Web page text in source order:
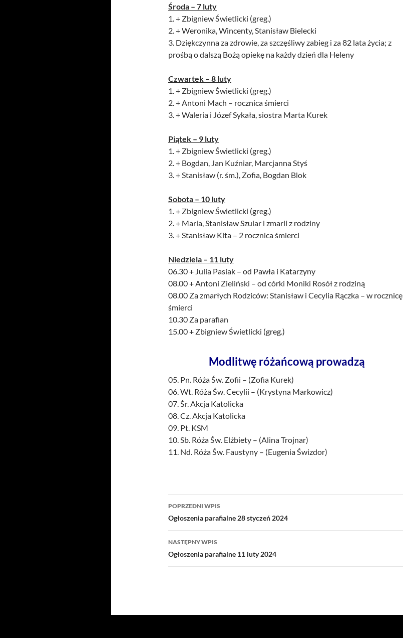
Środa – 7 luty
1. + Zbigniew Świetlicki (greg.)
2. + Weronika, Wincenty, Stanisław Bielecki
3. Dziękczynna za zdrowie, za szczęśliwy zabieg i za 82 lata życia; z
prośbą o dalszą Bożą opiekę na każdy dzień dla Heleny
Czwartek – 8 luty
1. + Zbigniew Świetlicki (greg.)
2. + Antoni Mach – rocznica śmierci
3. + Waleria i Józef Sykała, siostra Marta Kurek
Piątek – 9 luty
1. + Zbigniew Świetlicki (greg.)
2. + Bogdan, Jan Kuźniar, Marcjanna Styś
3. + Stanisław (r. śm.), Zofia, Bogdan Blok
Sobota – 10 luty
1. + Zbigniew Świetlicki (greg.)
2. + Maria, Stanisław Szular i zmarli z rodziny
3. + Stanisław Kita – 2 rocznica śmierci
Niedziela – 11 luty
06.30 + Julia Pasiak – od Pawła i Katarzyny
08.00 + Antoni Zieliński – od córki Moniki Rosół z rodziną
08.00 Za zmarłych Rodziców: Stanisław i Cecylia Rączka – w rocznicę
śmierci
10.30 Za parafian
15.00 + Zbigniew Świetlicki (greg.)
Modlitwę różańcową prowadzą
05. Pn. Róża Św. Zofii – (Zofia Kurek)
06. Wt. Róża Św. Cecylii – (Krystyna Markowicz)
07. Śr. Akcja Katolicka
08. Cz. Akcja Katolicka
09. Pt. KSM
10. Sb. Róża Św. Elżbiety – (Alina Trojnar)
11. Nd. Róża Św. Faustyny – (Eugenia Świzdor)
Nawigacja
wpisu
POPRZEDNI WPIS
Ogłoszenia parafialne 28 styczeń 2024
NASTĘPNY WPIS
Ogłoszenia parafialne 11 luty 2024